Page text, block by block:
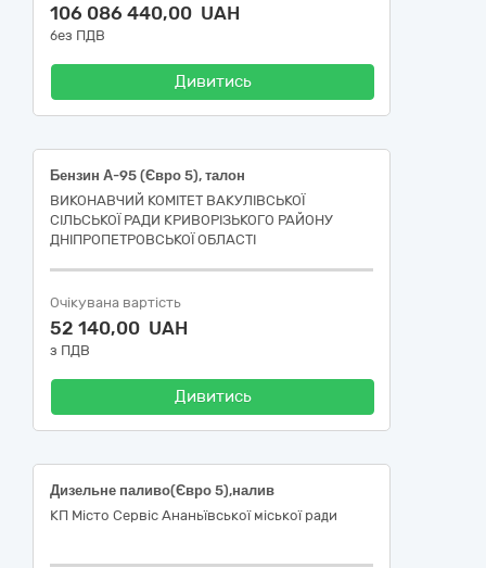
106 086 440,00 UAH
без ПДВ
Дивитись
Бензин А-95 (Євро 5), талон
ВИКОНАВЧИЙ КОМІТЕТ ВАКУЛІВСЬКОЇ
СІЛЬСЬКОЇ РАДИ КРИВОРІЗЬКОГО РАЙОНУ
ДНІПРОПЕТРОВСЬКОЇ ОБЛАСТІ
Очікувана вартість
52 140,00 UAH
з ПДВ
Дивитись
Дизельне паливо(Євро 5),налив
КП Місто Сервіс Ананьївської міської ради